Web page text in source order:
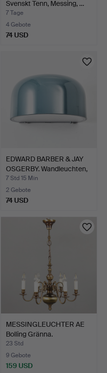
Svenskt Tenn, Messing, …
7 Tage
4 Gebote
74 USD
EDWARD BARBER & JAY
OSGERBY. Wandleuchten,
…
7 Std 15 Min
2 Gebote
74 USD
MESSINGLEUCHTER AE
Bolling Gränna.
23 Std
9 Gebote
159 USD